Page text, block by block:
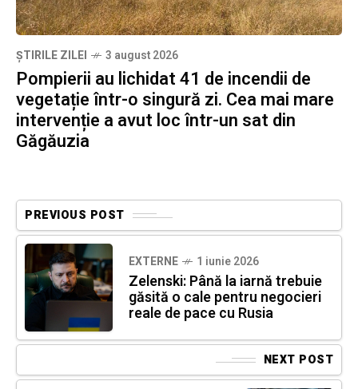
ȘTIRILE ZILEI 3 august 2026
Pompierii au lichidat 41 de incendii de
vegetație într-o singură zi. Cea mai mare
intervenție a avut loc într-un sat din
Găgăuzia
PREVIOUS POST
EXTERNE 1 iunie 2026
Zelenski: Până la iarnă trebuie
găsită o cale pentru negocieri
reale de pace cu Rusia
NEXT POST